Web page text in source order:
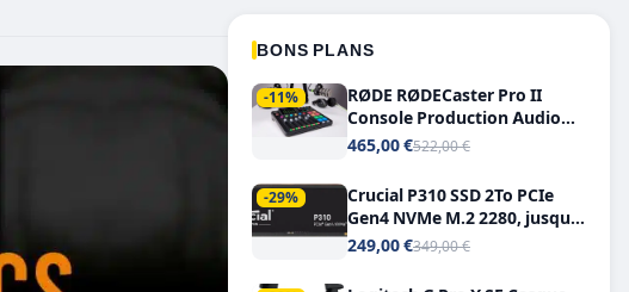
BONS PLANS
-11%
RØDE RØDECaster Pro II
Console Production Audio
Tout-en-Un, Bluetooth et
465,00 €522,00 €
-29%
Crucial P310 SSD 2To PCIe
Gen4 NVMe M.2 2280, jusqu’à
7.100 Mo/s
249,00 €349,00 €